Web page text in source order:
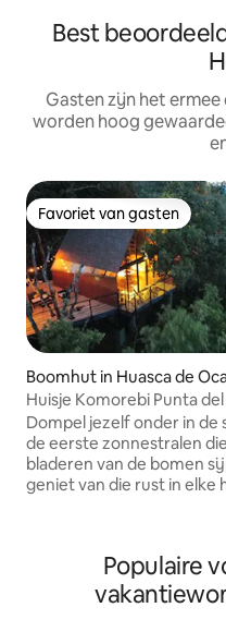
Best
Gasten zijn het
worden hoog
Favoriet van gasten
Favoriet van gasten
Boomhut in Huasca de
po
Huisje Komorebi Punta
Dompel jezelf onder in de
de eerste zonnestralen
bladeren van de bomen
geniet van die rust in elke
moment verlicht dat het
samen te herinneren aan
we het meest liefhebben💕
Populaire